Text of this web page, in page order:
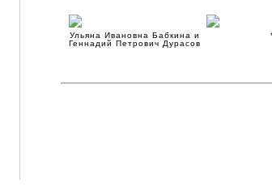
Ульяна Ивановна Бабкина и
Геннадий Петрович Дурасов